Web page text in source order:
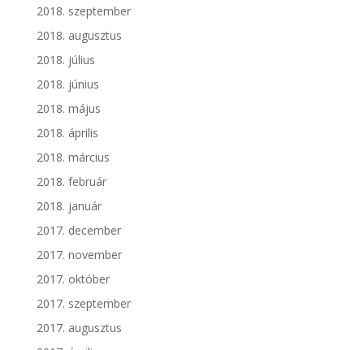
2018. szeptember
2018. augusztus
2018. július
2018. június
2018. május
2018. április
2018. március
2018. február
2018. január
2017. december
2017. november
2017. október
2017. szeptember
2017. augusztus